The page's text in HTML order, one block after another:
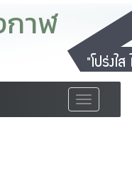
าฬ
Toggle
navigation